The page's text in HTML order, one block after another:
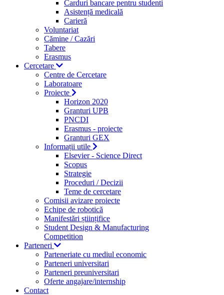
Carduri bancare pentru studenti
Asistență medicală
Carieră
Voluntariat
Cămine / Cazări
Tabere
Erasmus
Cercetare
Centre de Cercetare
Laboratoare
Proiecte
Horizon 2020
Granturi UPB
PNCDI
Erasmus - proiecte
Granturi GEX
Informații utile
Elsevier - Science Direct
Scopus
Strategie
Proceduri / Decizii
Teme de cercetare
Comisii avizare proiecte
Echipe de robotică
Manifestări științifice
Student Design & Manufacturing
Competition
Parteneri
Parteneriate cu mediul economic
Parteneri universitari
Parteneri preuniversitari
Oferte angajare/internship
Contact